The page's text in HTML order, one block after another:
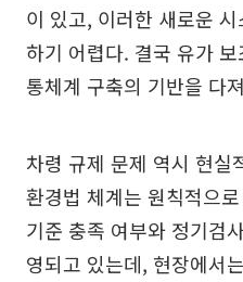
이 있고, 이러한 새로운
하기 어렵다. 결국 유가
통체계 구축의 기반을 다
차령 규제 문제 역시 현실
환경법 체계는 원칙적으
기준 충족 여부와 정기검
영되고 있는데, 현장에서